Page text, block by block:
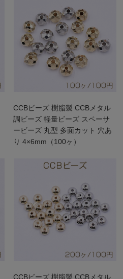
CCBビーズ 樹脂製 CCBメタル
調ビーズ 軽量ビーズ スペーサ
ービーズ 丸型 多面カット 穴あ
り 4×6mm（100ヶ）
CCBビーズ 樹脂製 CCBメタル